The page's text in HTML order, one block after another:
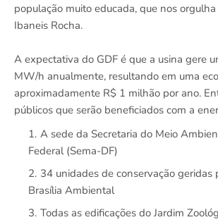
população muito educada, que nos
Ibaneis Rocha.
A expectativa do GDF é que a usina gere
MW/h anualmente, resultando em uma
aproximadamente R$ 1 milhão por ano.
públicos que serão beneficiados com a
A sede da Secretaria do Meio
Federal (Sema-DF)
34 unidades de conservação geridas
Brasília Ambiental
Todas as edificações do Jardim